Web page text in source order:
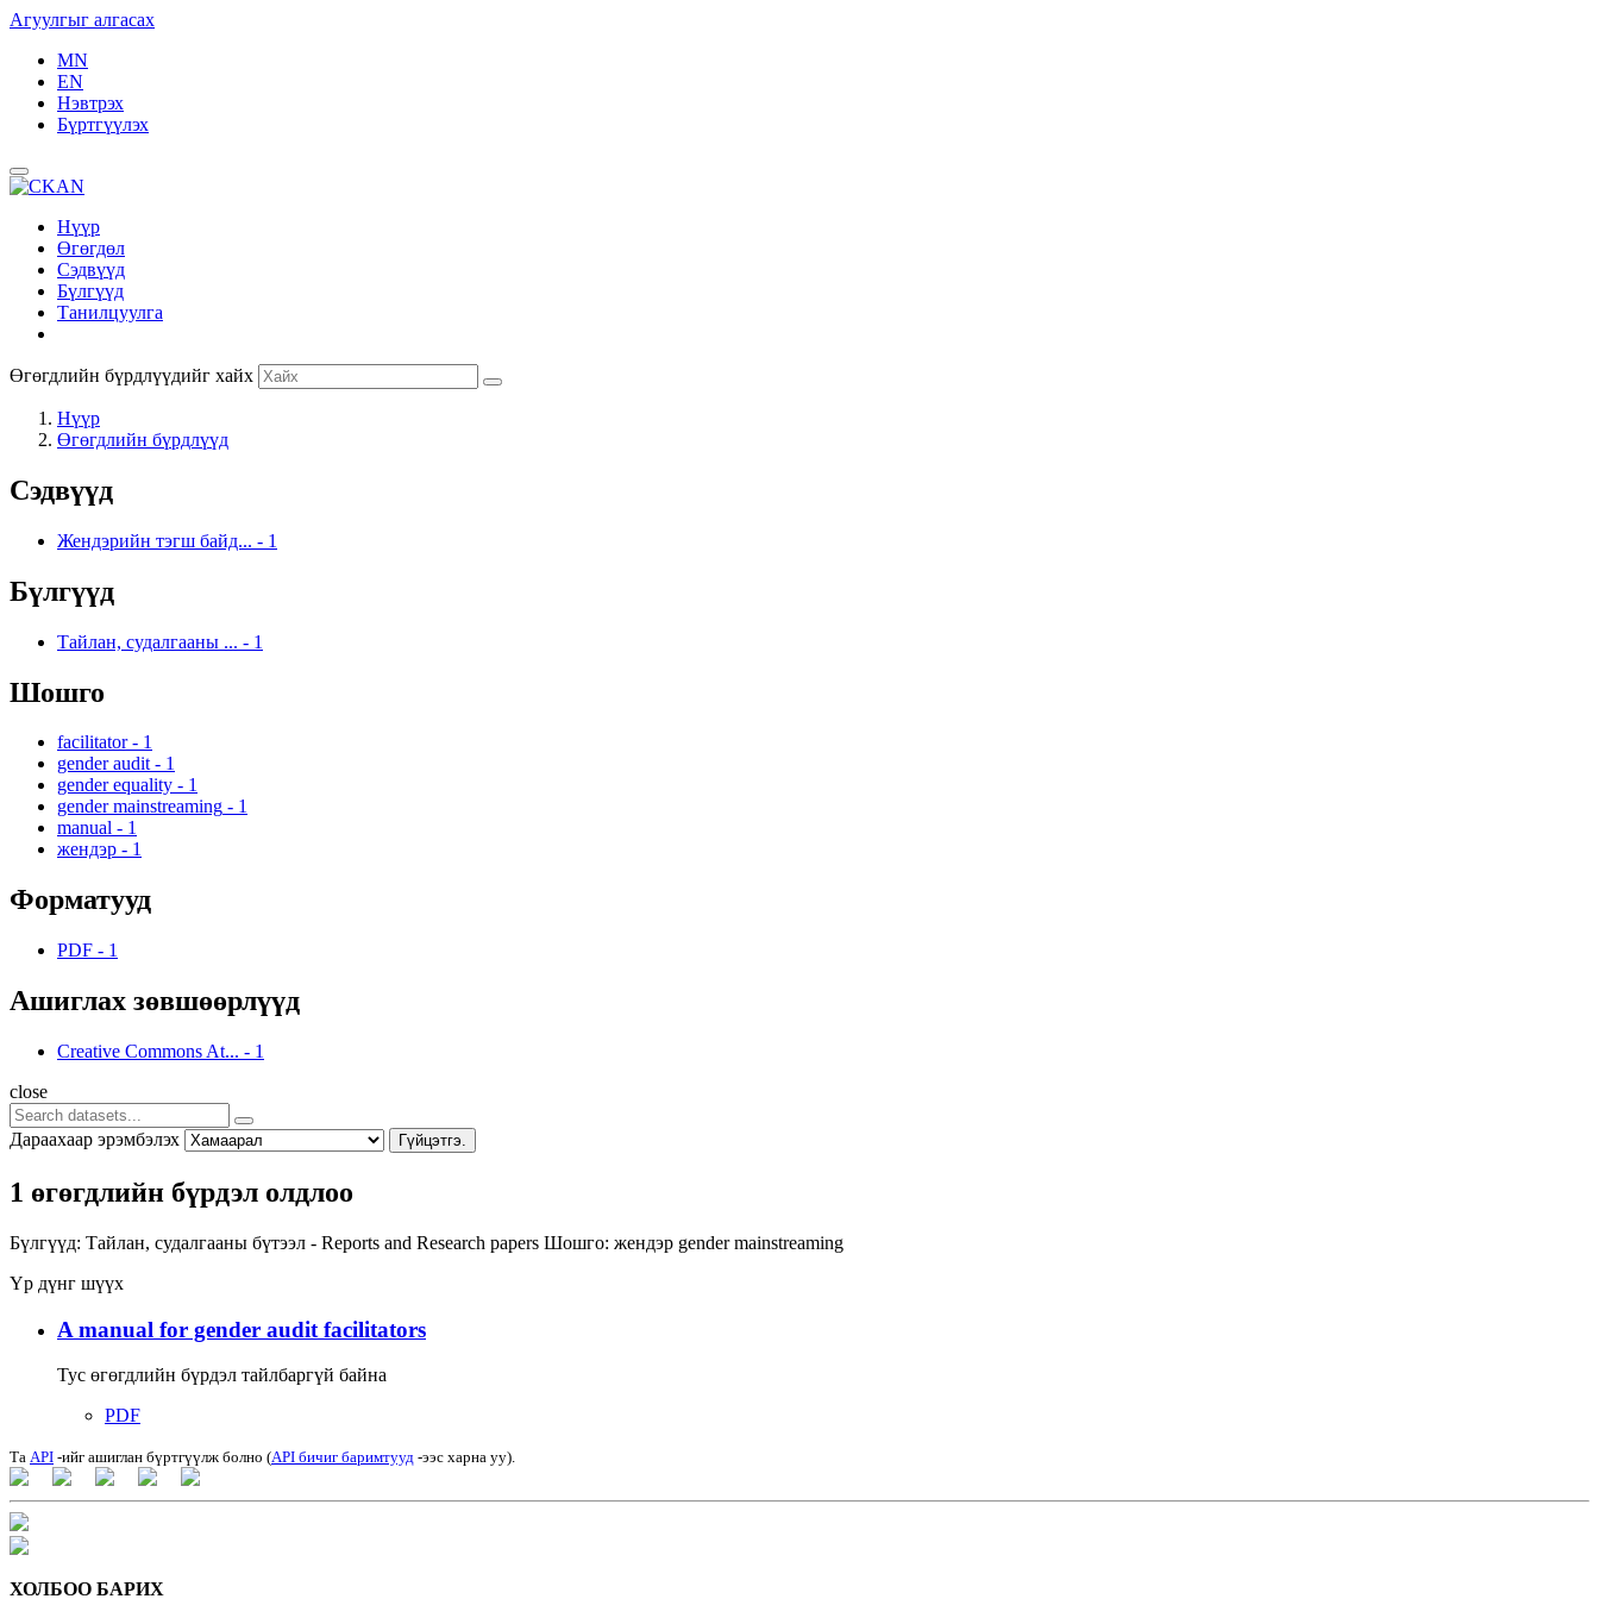
Агуулгыг алгасах
MN
EN
Нэвтрэх
Бүртгүүлэх
Нүүр
Өгөгдөл
Сэдвүүд
Бүлгүүд
Танилцуулга
Өгөгдлийн бүрдлүүдийг хайх
Нүүр
Өгөгдлийн бүрдлүүд
Сэдвүүд
Жендэрийн тэгш байд... - 1
Бүлгүүд
Тайлан, судалгааны ... - 1
Шошго
facilitator - 1
gender audit - 1
gender equality - 1
gender mainstreaming - 1
manual - 1
жендэр - 1
Форматууд
PDF - 1
Ашиглах зөвшөөрлүүд
Creative Commons At... - 1
close
Дараахаар эрэмбэлэх Гүйцэтгэ.
1 өгөгдлийн бүрдэл олдлоо
Бүлгүүд: Тайлан, судалгааны бүтээл - Reports and Research papers Шошго: жендэр gender mainstreaming
Үр дүнг шүүх
A manual for gender audit facilitators
Тус өгөгдлийн бүрдэл тайлбаргүй байна
PDF
Та API -ийг ашиглан бүртгүүлж болно (API бичиг баримтууд -ээс харна уу).
ХОЛБОО БАРИХ